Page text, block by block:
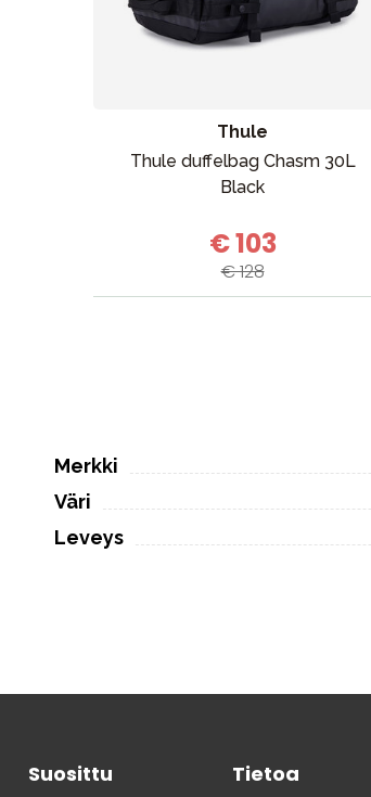
Thule
Thule duffelbag Chasm 30L
Black
€ 103
€ 128
Merkki
Väri
Leveys
Suosittu Tietoa